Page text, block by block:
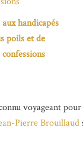
handicapés
poils et de
voyageant
Pierre Brouillaud